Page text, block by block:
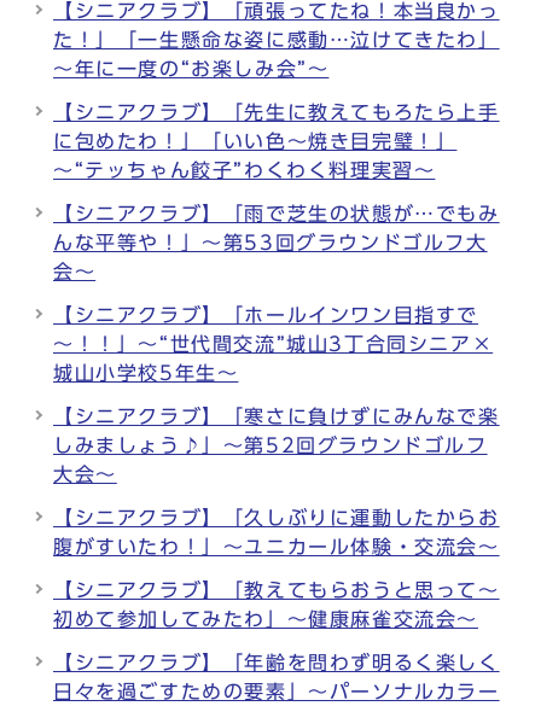
【シニアクラブ】「頑張ってたね！本当良かっ
た！」「一生懸命な姿に感動…泣けてきたわ」
～年に一度の“お楽しみ会”～
【シニアクラブ】「先生に教えてもろたら上手
に包めたわ！」「いい色～焼き目完璧！」
～“テッちゃん餃子”わくわく料理実習～
【シニアクラブ】「雨で芝生の状態が…でもみ
んな平等や！」～第53回グラウンドゴルフ大
会～
【シニアクラブ】「ホールインワン目指すで
～！！」～“世代間交流”城山3丁合同シニア×
城山小学校5年生～
【シニアクラブ】「寒さに負けずにみんなで楽
しみましょう♪」～第52回グラウンドゴルフ
大会～
【シニアクラブ】「久しぶりに運動したからお
腹がすいたわ！」～ユニカール体験・交流会～
【シニアクラブ】「教えてもらおうと思って～
初めて参加してみたわ」～健康麻雀交流会～
【シニアクラブ】「年齢を問わず明るく楽しく
日々を過ごすための要素」～パーソナルカラー